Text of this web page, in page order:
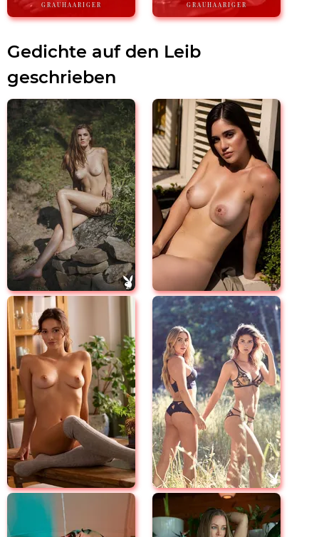
GRAUHAARIGER GRAUHAARIGER
Gedichte auf den Leib
geschrieben